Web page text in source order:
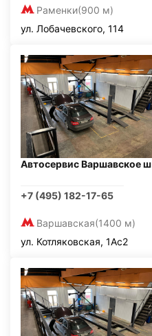
Раменки(900 м)
ул. Лобачевского, 114
Автосервис Варшавское ш
+7 (495) 182-17-65
Варшавская(1400 м)
ул. Котляковская, 1Ас2